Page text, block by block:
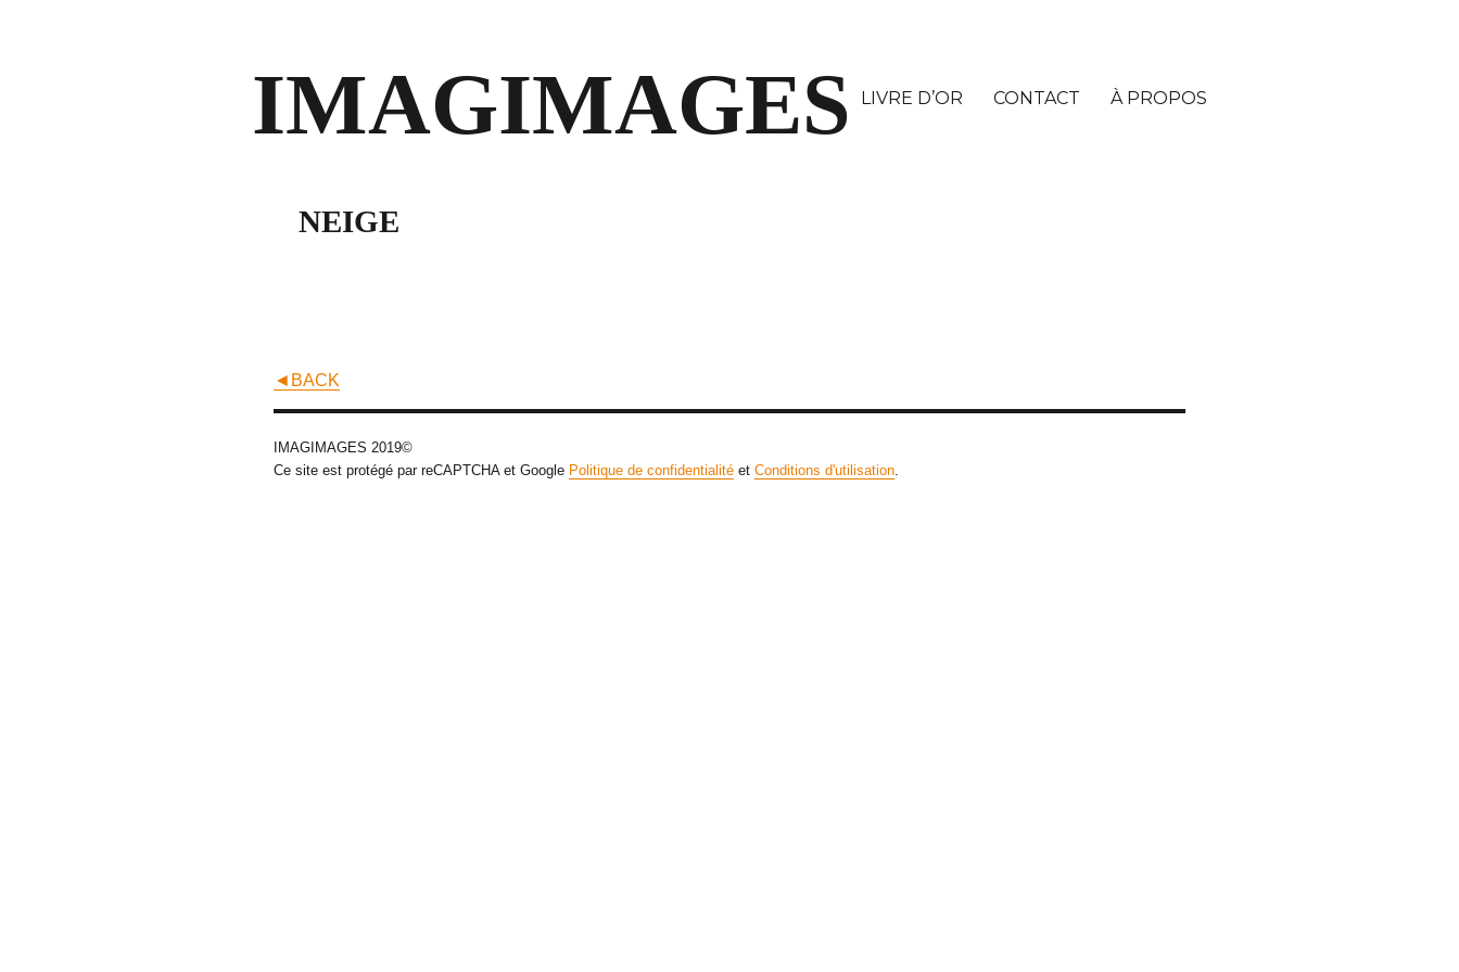
IMAGIMAGES LIVRE D’OR CONTACT À PROPOS
NEIGE
◄BACK
IMAGIMAGES 2019©
Ce site est protégé par reCAPTCHA et Google Politique de confidentialité et Conditions d'utilisation